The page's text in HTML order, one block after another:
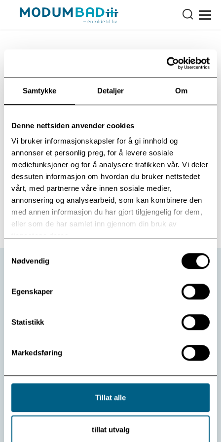
Samtykke Detaljer Om
Denne nettsiden anvender cookies
Vi bruker informasjonskapsler for å gi innhold og
annonser et personlig preg, for å levere sosiale
mediefunksjoner og for å analysere trafikken vår. Vi deler
dessuten informasjon om hvordan du bruker nettstedet
vårt, med partnerne våre innen sosiale medier,
annonsering og analysearbeid, som kan kombinere den
med annen informasjon du har gjort tilgjengelig for dem,
eller som de har samlet inn gjennom din bruk av
Nødvendig
Egenskaper
Statistikk
Markedsføring
Tillat alle
tillat utvalg
Aktivitet i gymsalen
Kun for våre pasienter. Pasientstyrte
aktiviteter i gymsalen. Bli med på lek og
trening. De som møter opp organiserer
aktiviteten sammen. Se infoskjermer for
kveldens aktivitet. Bli med!
Telefon32 74 97 00
Postadresse:
Badeveien 287